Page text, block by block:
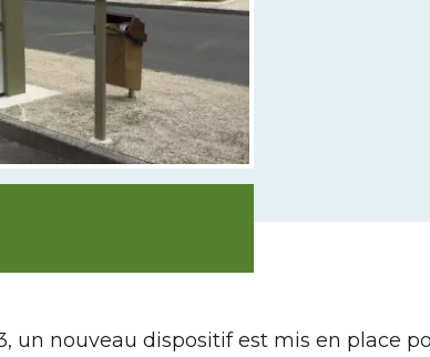
un nouveau dispositif est mis en place